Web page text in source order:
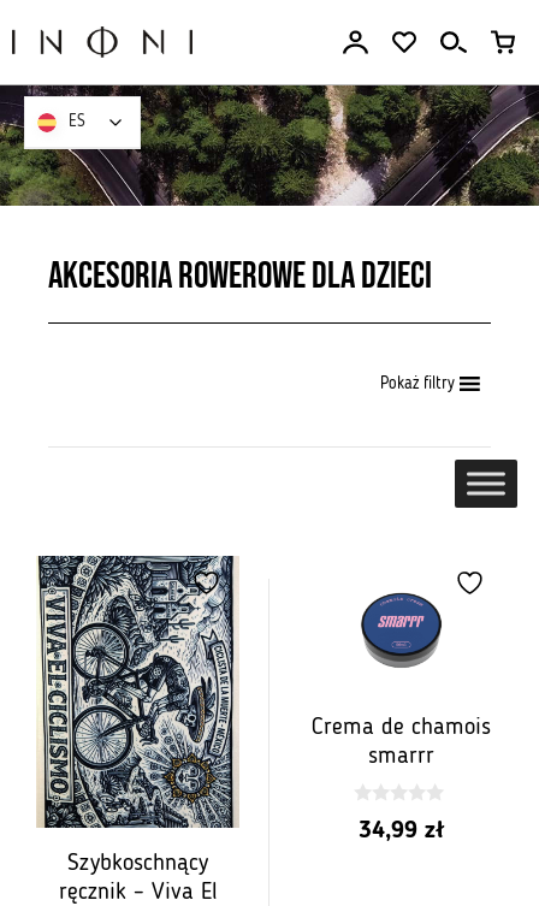
Akcesoria rowerowe dla dzieci
Pokaż filtry
Szybkoschnący
ręcznik – Viva El
Crema de chamois
smarrr
0
z34,99 zł
ES
ES